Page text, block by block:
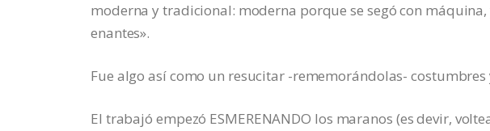
moderna y tradicional: moderna porque se segó con
enantes».
Fue algo así como un resucitar -rememorándolas- costumbres
El trabajó empezó ESMERENANDO los maranos (es devir,